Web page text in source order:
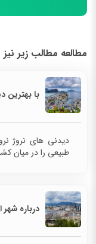
مطالعه مطالب زیر
با بهترین
دیدنی های نروژ
طبیعی را در میان
درباره